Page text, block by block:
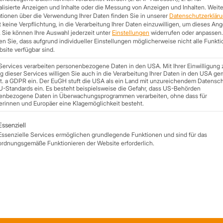
Anzeigen und Inhalte oder die Messung von Anzeigen und Inhalten.
über die Verwendung Ihrer Daten finden Sie in unserer
keine Verpflichtung, in die Verarbeitung Ihrer Daten einzuwilligen, um dieses
Sie können Ihre Auswahl jederzeit unter Einstellungen widerrufen oder anpassen.
Sie, dass aufgrund individueller Einstellungen möglicherweise nicht alle
verfügbar sind.
verarbeiten personenbezogene Daten in den USA. Mit Ihrer Einwilligung
dieser Services willigen Sie auch in die Verarbeitung Ihrer Daten in den USA
a GDPR ein. Der EuGH stuft die USA als ein Land mit unzureichendem
Standards ein. Es besteht beispielsweise die Gefahr, dass US-Behörden
Daten in Überwachungsprogrammen verarbeiten, ohne dass für
und Europäer eine Klagemöglichkeit besteht.
eine Liste der Service-Gruppen, für die eine Einwilligung
Services ermöglichen grundlegende Funktionen und sind für das
Funktionieren der Website erforderlich.